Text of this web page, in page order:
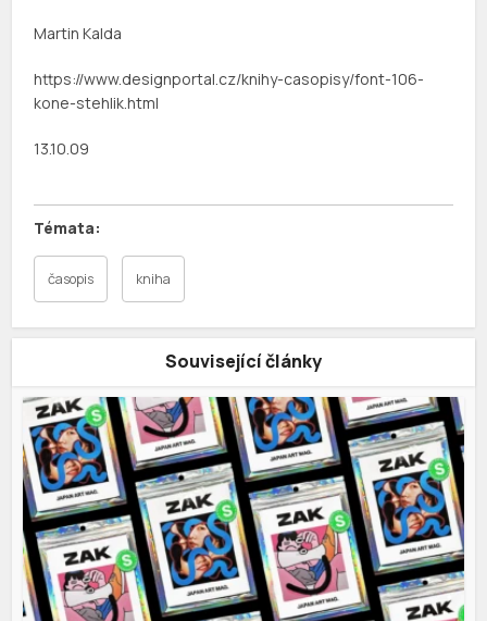
Martin Kalda
https://www.designportal.cz/knihy-casopisy/font-106-
kone-stehlik.html
13.10.09
časopis kniha
Související články